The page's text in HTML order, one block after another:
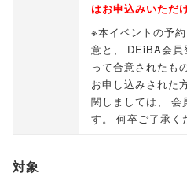
はお申込みいただ
※本イベントの予
意と 、 DEiBA会員
って合意されたも
お申し込みされた
関しましては、
会
す。 何卒ご了承く
対象